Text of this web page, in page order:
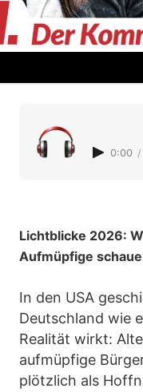
0:00 /
Lichtblicke 2026:
Aufmüpfige
In den USA
Deutschland wie
Realität wirkt:
aufmüpfige
plötzlich als